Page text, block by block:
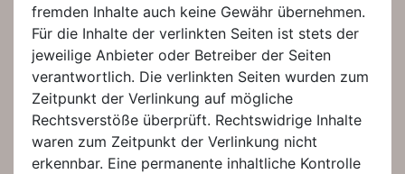
fremden Inhalte auch keine Gewähr übernehmen.
Für die Inhalte der verlinkten Seiten ist stets der
jeweilige Anbieter oder Betreiber der Seiten
verantwortlich. Die verlinkten Seiten wurden zum
Zeitpunkt der Verlinkung auf mögliche
Rechtsverstöße überprüft. Rechtswidrige Inhalte
waren zum Zeitpunkt der Verlinkung nicht
erkennbar. Eine permanente inhaltliche Kontrolle